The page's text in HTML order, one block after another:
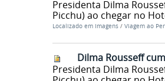
Presidenta Dilma
Picchu) ao chegar no
Localizado em Imagens / Viagem ao
Dilma Rousseff
Presidenta Dilma